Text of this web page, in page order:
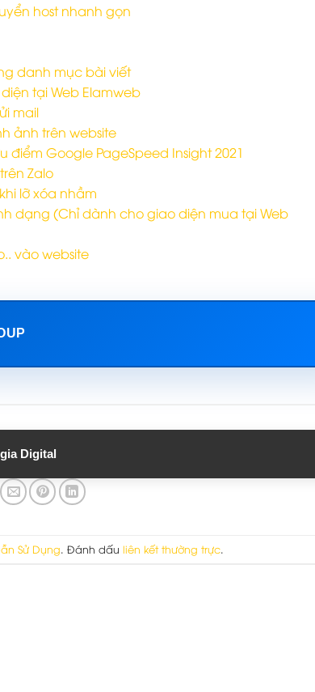
host nhanh gọn
danh mục bài viết
tại Web Elamweb
mail
ảnh trên website
điểm Google PageSpeed Insight 2021
Zalo
lỡ xóa nhầm
dạng (Chỉ dành cho giao diện mua tại Web
vào website
Digital
Sử Dụng. Đánh dấu liên kết thường trực.